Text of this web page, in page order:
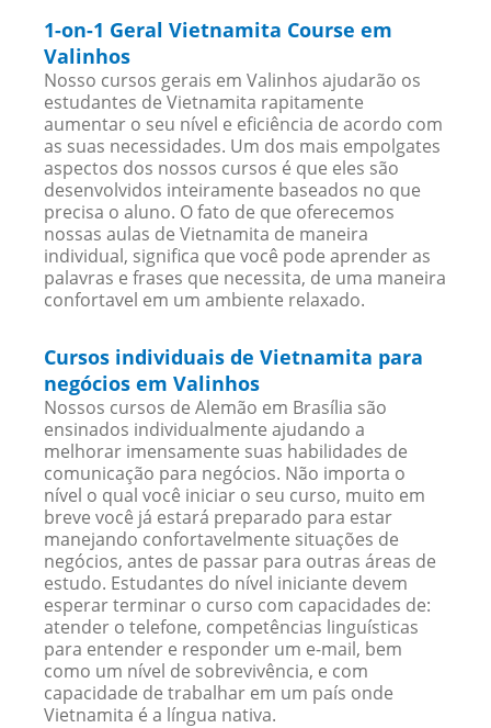
1-on-1 Geral Vietnamita Course em
Valinhos
Nosso cursos gerais em Valinhos ajudarão os
estudantes de Vietnamita rapitamente
aumentar o seu nível e eficiência de acordo com
as suas necessidades. Um dos mais empolgates
aspectos dos nossos cursos é que eles são
desenvolvidos inteiramente baseados no que
precisa o aluno. O fato de que oferecemos
nossas aulas de Vietnamita de maneira
individual, significa que você pode aprender as
palavras e frases que necessita, de uma maneira
confortavel em um ambiente relaxado.
Cursos individuais de Vietnamita para
negócios em Valinhos
Nossos cursos de Alemão em Brasília são
ensinados individualmente ajudando a
melhorar imensamente suas habilidades de
comunicação para negócios. Não importa o
nível o qual você iniciar o seu curso, muito em
breve você já estará preparado para estar
manejando confortavelmente situações de
negócios, antes de passar para outras áreas de
estudo. Estudantes do nível iniciante devem
esperar terminar o curso com capacidades de:
atender o telefone, competências linguísticas
para entender e responder um e-mail, bem
como um nível de sobrevivência, e com
capacidade de trabalhar em um país onde
Vietnamita é a língua nativa.